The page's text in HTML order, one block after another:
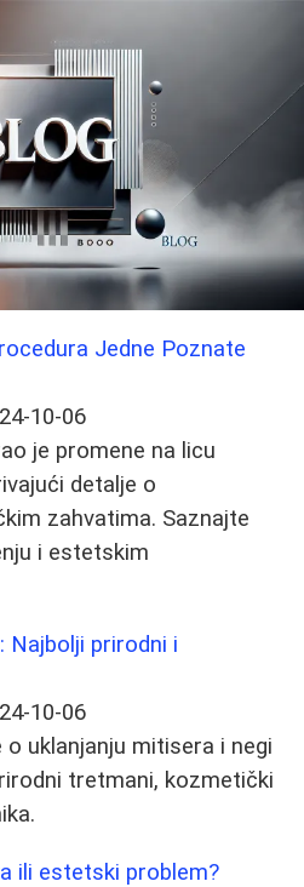
Jedne Poznate
10-06
je promene na licu
detalje o
zahvatima. Saznajte
i estetskim
Najbolji prirodni i
10-06
uklanjanju mitisera i negi
tretmani, kozmetički
ili estetski problem?